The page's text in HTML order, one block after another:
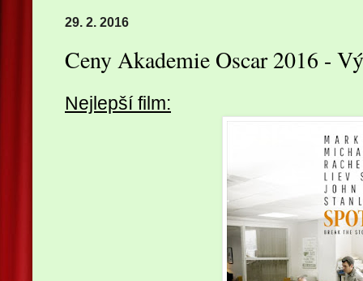
29. 2. 2016
Ceny Akademie Oscar 2016 -
Nejlepší film: